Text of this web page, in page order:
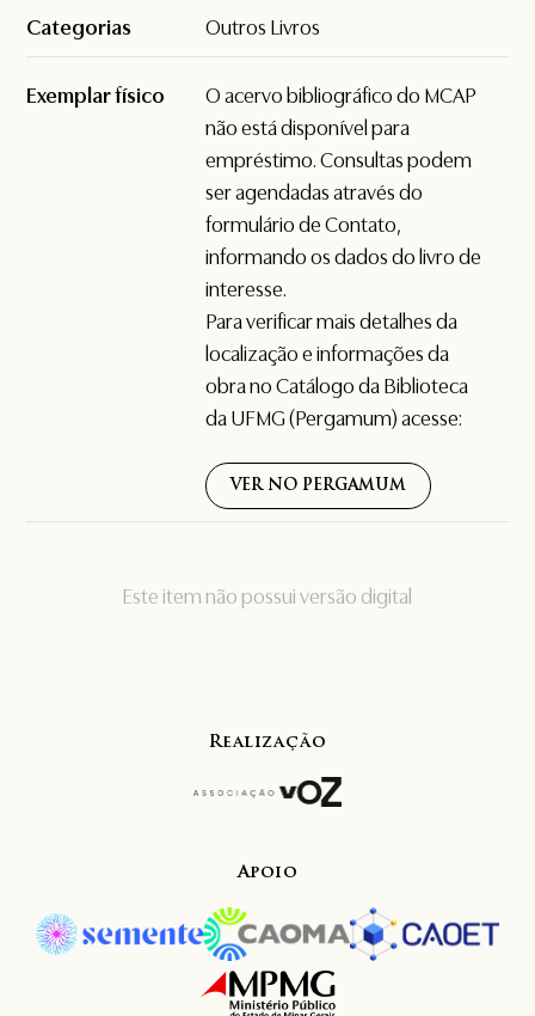
Este item não possui versão digital
Categorias Outros Livros
Exemplar físico
O acervo bibliográfico do MCAP
não está disponível para
empréstimo. Consultas podem
ser agendadas através do
formulário deContato,
informando os dados do livro de
interesse.
Para verificar mais detalhes da
localização e informações da
obra no Catálogo da Biblioteca
da UFMG (Pergamum) acesse:
VER NO PERGAMUM
Realização
Apoio